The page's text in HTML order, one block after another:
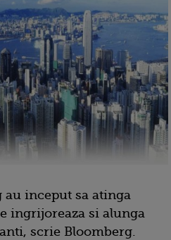
inceput sa atinga
ingrijoreaza si alunga
scrie Bloomberg.